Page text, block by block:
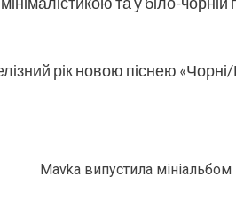
рікновою піснею «Чорні/
Mavka випустила